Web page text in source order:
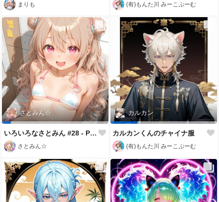
まりも (有)もんた川 みーこぷーむ
さとみん☆
いろいろなさとみん #28 - Pon Pon Pon Da Shi
さとみん☆
カルカン
カルカンくんのチャイナ服
(有)もんた川 みーこぷーむ